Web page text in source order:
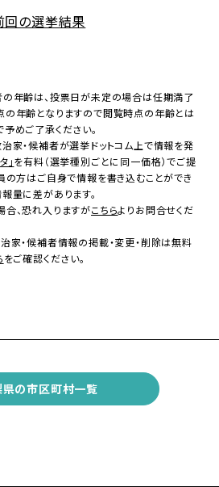
回の選挙結果
年齢は、投票日が未定の場合は任期満了
の年齢となりますので閲覧時点の年齢とは
めご了承ください。
家・候補者が選挙ドットコム上で情報を発
」を有料（選挙種別ごとに同一価格）でご提
の方はご自身で情報を書き込むことができ
量に差があります。
、恐れ入りますがこちらよりお問合せくだ
家・候補者情報の掲載・変更・削除は無料
をご確認ください。
県の市区町村一覧